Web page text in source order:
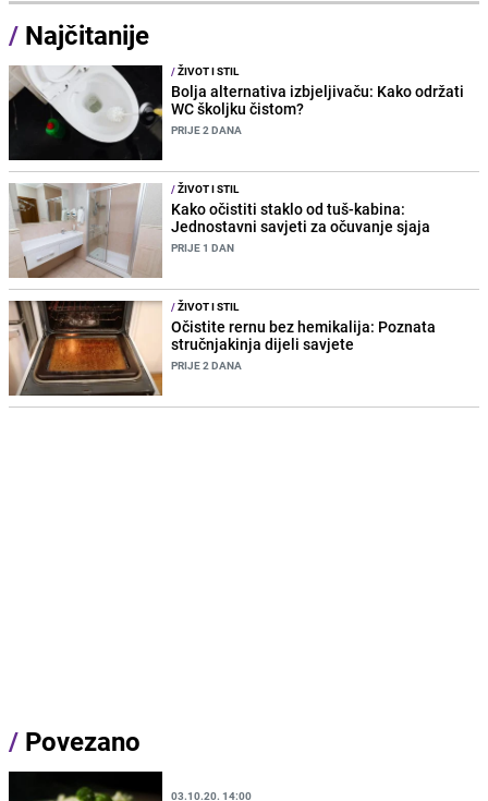
/ Najčitanije
/ŽIVOT I STIL
Bolja alternativa izbjeljivaču: Kako održati
WC školjku čistom?
PRIJE 2 DANA
/ŽIVOT I STIL
Kako očistiti staklo od tuš-kabina:
Jednostavni savjeti za očuvanje sjaja
PRIJE 1 DAN
/ŽIVOT I STIL
Očistite rernu bez hemikalija: Poznata
stručnjakinja dijeli savjete
PRIJE 2 DANA
/ Povezano
03.10.20. 14:00